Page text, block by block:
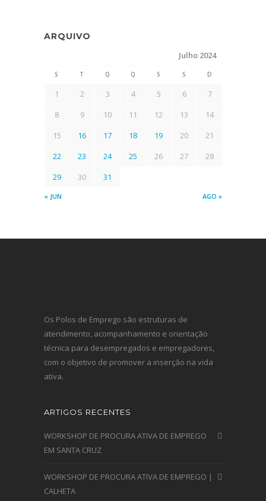
ARQUIVO
Julho 2024
S T Q Q S S D
« JUN AGO »
1 2 3 4 5 6
7
8
9 10 11 12 13
14
15
16 17 18 19 20
21
22
23 24 25 26 27
28
29
30 31
Os Polos de Emprego são estruturas de
atendimento, acompanhamento e orientação
técnica para desempregados e empregadores,
com o objetivo de promover a inserção na vida
ativa.
ARTIGOS RECENTES
WORKSHOP DE PROCURA ATIVA DE EMPREGO
EM SANTA CRUZ
WORKSHOP DE PROCURA ATIVA DE EMPREGO |
CALHETA